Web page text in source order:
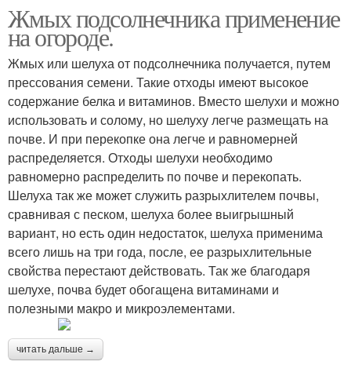
Жмых подсолнечника применение
на огороде.
Жмых или шелуха от подсолнечника получается, путем
прессования семени. Такие отходы имеют высокое
содержание белка и витаминов. Вместо шелухи и можно
использовать и солому, но шелуху легче размещать на
почве. И при перекопке она легче и равномерней
распределяется. Отходы шелухи необходимо
равномерно распределить по почве и перекопать.
Шелуха так же может служить разрыхлителем почвы,
сравнивая с песком, шелуха более выигрышный
вариант, но есть один недостаток, шелуха применима
всего лишь на три года, после, ее разрыхлительные
свойства перестают действовать. Так же благодаря
шелухе, почва будет обогащена витаминами и
полезными макро и микроэлементами.
читать дальше →